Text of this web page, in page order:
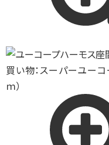
買い物：スーパーユーコ
ｍ）